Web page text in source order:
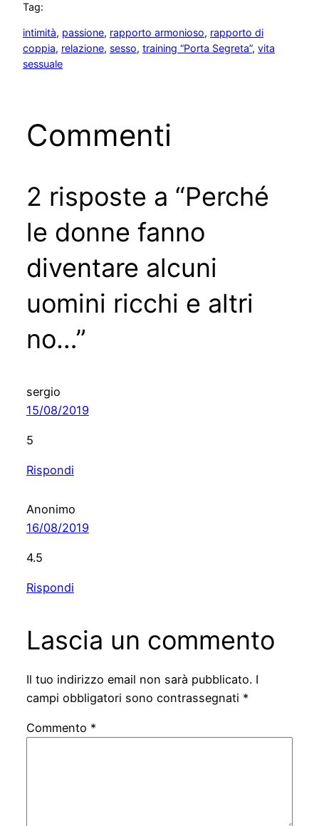
Tag:
intimità, passione, rapporto armonioso, rapporto di
coppia, relazione, sesso, training “Porta Segreta”, vita
sessuale
Commenti
2 risposte a “Perché
le donne fanno
diventare alcuni
uomini ricchi e altri
no…”
sergio
15/08/2019
5
Rispondi
Anonimo
16/08/2019
4.5
Rispondi
Lascia un commento
Il tuo indirizzo email non sarà pubblicato. I
campi obbligatori sono contrassegnati *
Commento *